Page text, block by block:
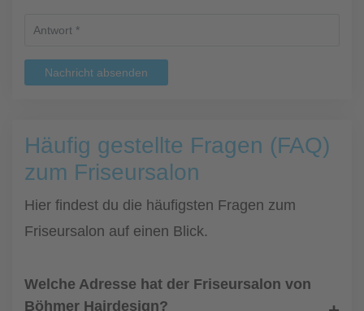
Nachricht absenden
Häufig gestellte Fragen (FAQ)
zum Friseursalon
Hier findest du die häufigsten Fragen zum
Friseursalon auf einen Blick.
Welche Adresse hat der Friseursalon von
Böhmer Hairdesign?